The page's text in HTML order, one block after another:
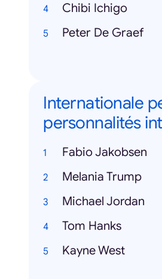
Chibi Ichigo
Peter De Graef
Internationale
personnalités
Fabio Jakobsen
Melania Trump
Michael Jordan
Tom Hanks
Kayne West